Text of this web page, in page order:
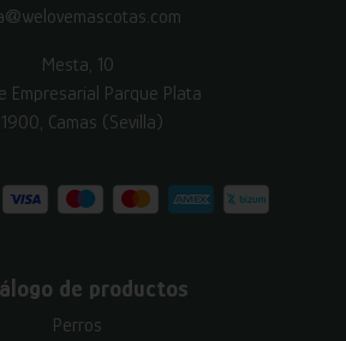
Mesta, 10
Empresarial Parque Plata
Camas (Sevilla)
de productos
Perros